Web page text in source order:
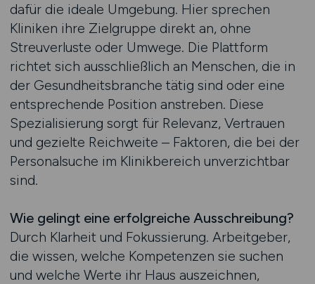
dafür die ideale Umgebung. Hier sprechen
Kliniken ihre Zielgruppe direkt an, ohne
Streuverluste oder Umwege. Die Plattform
richtet sich ausschließlich an Menschen, die in
der Gesundheitsbranche tätig sind oder eine
entsprechende Position anstreben. Diese
Spezialisierung sorgt für Relevanz, Vertrauen
und gezielte Reichweite – Faktoren, die bei der
Personalsuche im Klinikbereich unverzichtbar
sind.
Wie gelingt eine erfolgreiche Ausschreibung?
Durch Klarheit und Fokussierung. Arbeitgeber,
die wissen, welche Kompetenzen sie suchen
und welche Werte ihr Haus auszeichnen,